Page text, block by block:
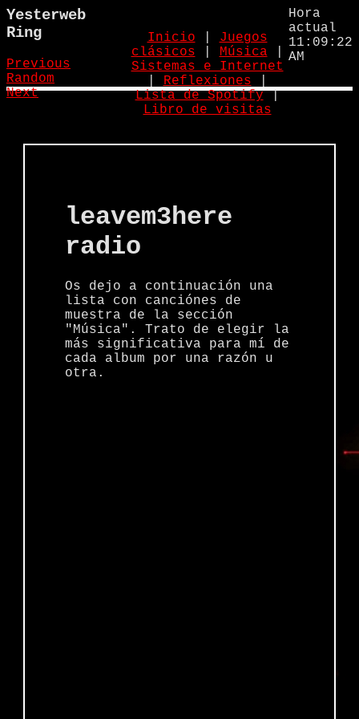
Yesterweb
Ring
Previous
Random
Next
Inicio
Juegos
clásicos
Música
Sistemas e Internet
Reflexiones
Lista de Spotify|
Libro de visitas
Hora
actual
11:09:22
AM
leavem3here
radio
Os dejo a continuación una
lista con canciónes de
muestra de la sección
"Música". Trato de elegir la
más significativa para mí de
cada album por una razón u
otra.